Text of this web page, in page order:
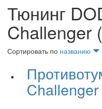
Тюнинг
Challenger
Сортировать по названию
Challenger